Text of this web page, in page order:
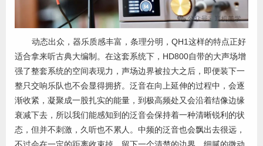
动态出众，器乐质感丰富，条理分明，QH1这样的特点正好
适合拿来听古典大编制。在这套系统下，HD800自带的大声场增
强了整套系统的空间表现力，声场边界被拉大之后，即便装下一
整只交响乐队也不会显得拥挤。泛音在向上延伸的过程中，会逐
渐收紧，凝聚成一股扎实的能量，到极高频处又会沿着结像边缘
衰减下去，所以我们能感知到的泛音会保持着一种清晰锐利的状
态，但并不刺激，久听也不累人。中频的泛音也会飘出去很远，